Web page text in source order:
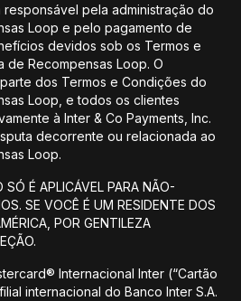
responsável pela administração do
Loop e pelo pagamento de
devidos sob os Termos e
de Recompensas Loop. O
dos Termos e Condições do
Loop, e todos os clientes
à Inter & Co Payments, Inc.
decorrente ou relacionada ao
Loop.
É APLICÁVEL PARA NÃO-
SE VOCÊ É UM RESIDENTE DOS
POR GENTILEZA
Internacional Inter (“Cartão
internacional do Banco Inter S.A.